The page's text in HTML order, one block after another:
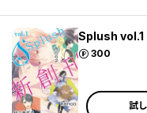
Splush vol.1
300
ポイント
試